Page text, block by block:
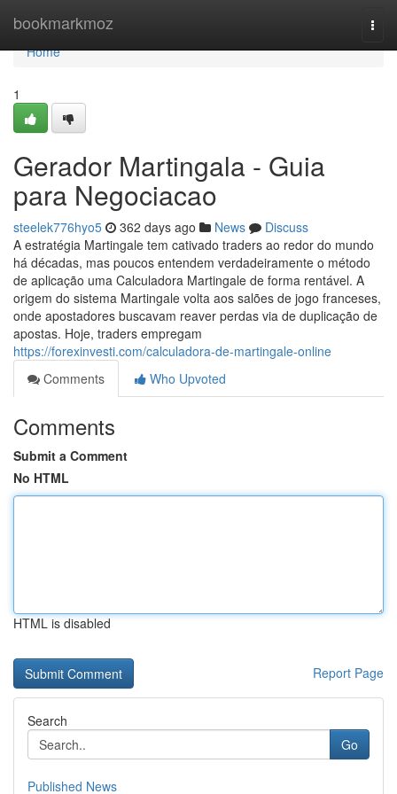
bookmarkmoz
Home
Home
1
Gerador Martingala - Guia
para Negociacao
steelek776hyo5 362 days ago News
Discuss
A estratégia Martingale tem cativado traders ao redor do mundo
há décadas, mas poucos entendem verdadeiramente o método
de aplicação uma Calculadora Martingale de forma rentável. A
origem do sistema Martingale volta aos salões de jogo franceses,
onde apostadores buscavam reaver perdas via de duplicação de
apostas. Hoje, traders empregam
https://forexinvesti.com/calculadora-de-martingale-online
Comments
Who Upvoted
Comments
Submit a Comment
No HTML
HTML is disabled
Report Page
Search
Go
Published News